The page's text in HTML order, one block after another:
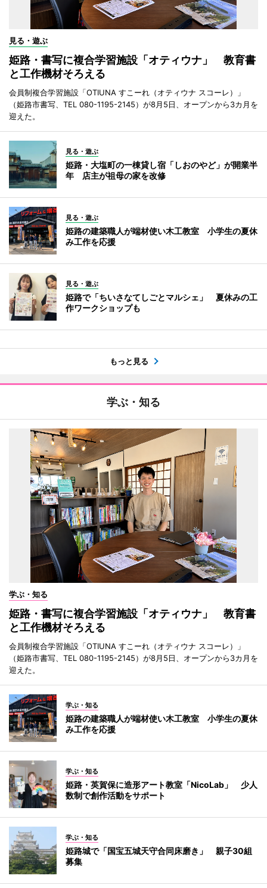
見る・遊ぶ
姫路・書写に複合学習施設「オティウナ」 教育書
と工作機材そろえる
会員制複合学習施設「OTIUNA すこーれ（オティウナ スコーレ）」
（姫路市書写、TEL 080-1195-2145）が8月5日、オープンから3カ月を
迎えた。
見る・遊ぶ
姫路・大塩町の一棟貸し宿「しおのやど」が開業半
年 店主が祖母の家を改修
見る・遊ぶ
姫路の建築職人が端材使い木工教室 小学生の夏休
み工作を応援
見る・遊ぶ
姫路で「ちいさなてしごとマルシェ」 夏休みの工
作ワークショップも
もっと見る
学ぶ・知る
学ぶ・知る
姫路・書写に複合学習施設「オティウナ」 教育書
と工作機材そろえる
会員制複合学習施設「OTIUNA すこーれ（オティウナ スコーレ）」
（姫路市書写、TEL 080-1195-2145）が8月5日、オープンから3カ月を
迎えた。
学ぶ・知る
姫路の建築職人が端材使い木工教室 小学生の夏休
み工作を応援
学ぶ・知る
姫路・英賀保に造形アート教室「NicoLab」 少人
数制で創作活動をサポート
学ぶ・知る
姫路城で「国宝五城天守合同床磨き」 親子30組
募集